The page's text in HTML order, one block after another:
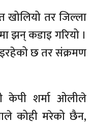
तर जिल्ला
झन् कडाइ गरियो ।
छ तर संक्रमण
केपी शर्मा ओलीले
कोही मरेको छैन,